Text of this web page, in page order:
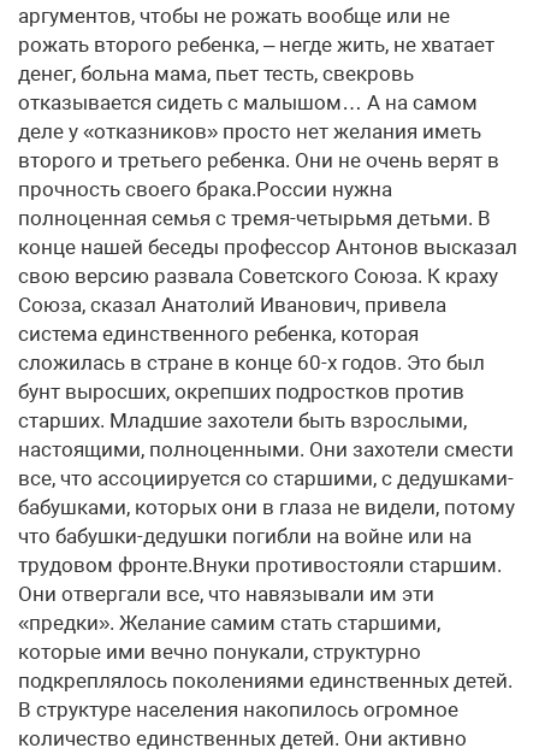
аргументов, чтобы не рожать вообще или не
рожать второго ребенка, – негде жить, не хватает
денег, больна мама, пьет тесть, свекровь
отказывается сидеть с малышом… А на самом
деле у «отказников» просто нет желания иметь
второго и третьего ребенка. Они не очень верят в
прочность своего брака.России нужна
полноценная семья с тремя-четырьмя детьми. В
конце нашей беседы профессор Антонов высказал
свою версию развала Советского Союза. К краху
Союза, сказал Анатолий Иванович, привела
система единственного ребенка, которая
сложилась в стране в конце 60-х годов. Это был
бунт выросших, окрепших подростков против
старших. Младшие захотели быть взрослыми,
настоящими, полноценными. Они захотели смести
все, что ассоциируется со старшими, с дедушками-
бабушками, которых они в глаза не видели, потому
что бабушки-дедушки погибли на войне или на
трудовом фронте.Внуки противостояли старшим.
Они отвергали все, что навязывали им эти
«предки». Желание самим стать старшими,
которые ими вечно понукали, структурно
подкреплялось поколениями единственных детей.
В структуре населения накопилось огромное
количество единственных детей. Они активно